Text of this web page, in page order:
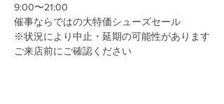
9:00〜21:00
催事ならではの大特価シューズセール
※状況により中止・延期の可能性があります
ご来店前にご確認ください